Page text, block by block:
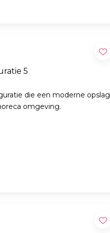
5
die een moderne opslag
omgeving.